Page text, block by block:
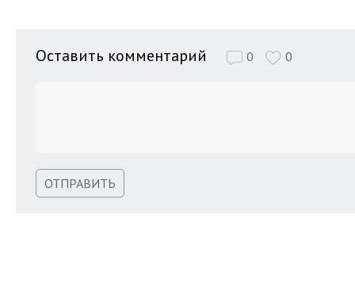
Оставить комментарий 0 0
ОТПРАВИТЬ